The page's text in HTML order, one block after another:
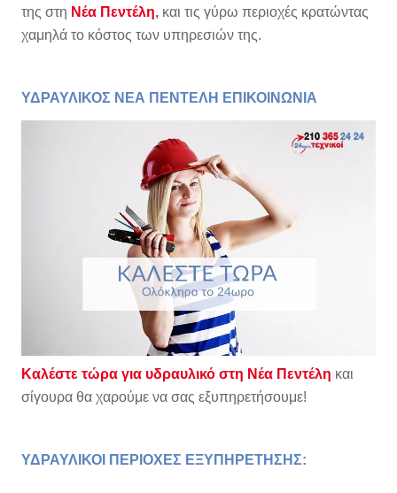
της στη Νέα Πεντέλη, και τις γύρω περιοχές κρατώντας
χαμηλά το κόστος των υπηρεσιών της.
ΥΔΡΑΥΛΙΚΟΣ ΝΕΑ ΠΕΝΤΕΛΗ ΕΠΙΚΟΙΝΩΝΙΑ
Καλέστε τώρα για υδραυλικό στη Νέα Πεντέλη και
σίγουρα θα χαρούμε να σας εξυπηρετήσουμε!
ΥΔΡΑΥΛΙΚΟΙ ΠΕΡΙΟΧΕΣ ΕΞΥΠΗΡΕΤΗΣΗΣ: